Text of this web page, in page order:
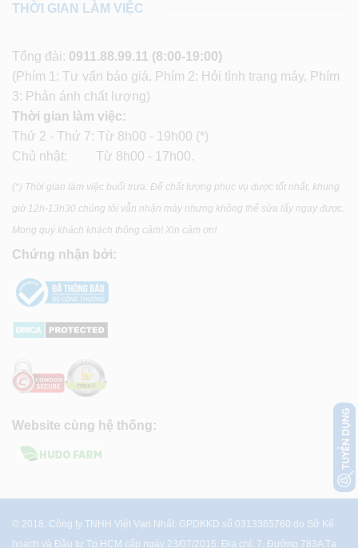
THỜI GIAN LÀM VIỆC
Tổng đài: 0911.88.99.11 (8:00-19:00)
(Phím 1: Tư vấn báo giá, Phím 2: Hỏi tình trạng máy, Phím
3: Phản ánh chất lượng)
Thời gian làm việc:
Thứ 2 - Thứ 7: Từ 8h00 - 19h00 (*)
Chủ nhật: Từ 8h00 - 17h00.
(*) Thời gian làm việc buổi trưa: Để chất lượng phục vụ được tốt nhất, khung
giờ 12h-13h30 chúng tôi vẫn nhận máy nhưng không thể sửa lấy ngay được.
Mong quý khách khách thông cảm! Xin cảm ơn!
Chứng nhận bởi:
Website cùng hệ thống:
© 2018. Công ty TNHH Việt Vạn Nhất. GPDKKD số 0313365760 do Sở Kế
hoạch và Đầu tư Tp.HCM cấp ngày 23/07/2015. Địa chỉ: 7, Đường 783A Tạ